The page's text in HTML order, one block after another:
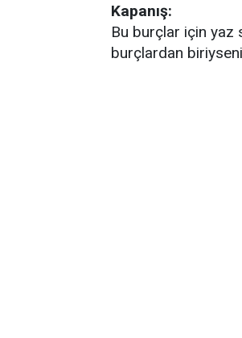
Kapanış:
Bu burçlar için yaz
burçlardan